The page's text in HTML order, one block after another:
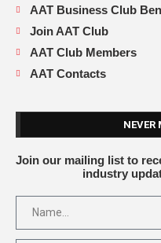
AAT Business Club
Join AAT Club
AAT Club Members
AAT Contacts
NEVER
Join our mailing list to
industry